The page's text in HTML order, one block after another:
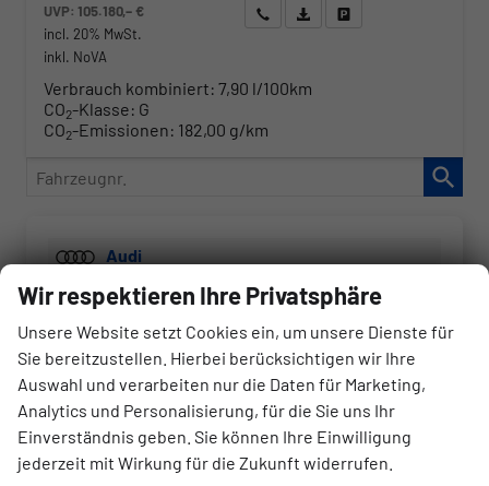
UVP:105.180,– €
incl. 20% MwSt.
inkl. NoVA
Wir rufen Sie anAngebot drucken (PDF)
Verbrauch kombiniert: 7,90 l/100km
CO2-Klasse: G
CO2-Emissionen: 182,00 g/km
Fahrzeugnr.
Audi
A3
A3 Sportback
Q3 Sportback
Q5 Sportback
Q7
Wir respektieren Ihre Privatsphäre
Unsere Website setzt Cookies ein, um unsere Dienste für
Sie bereitzustellen. Hierbei berücksichtigen wir Ihre
Auswahl und verarbeiten nur die Daten für Marketing,
Analytics und Personalisierung, für die Sie uns Ihr
Einverständnis geben. Sie können Ihre Einwilligung
jederzeit mit Wirkung für die Zukunft widerrufen.